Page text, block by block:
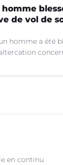
de vol de
homme a été
en continu